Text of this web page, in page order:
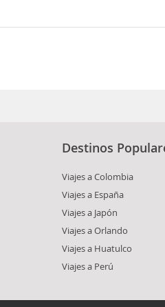
Destinos
Viajes a Colombia
Viajes a España
Viajes a Japón
Viajes a Orlando
Viajes a Huatulco
Viajes a Perú